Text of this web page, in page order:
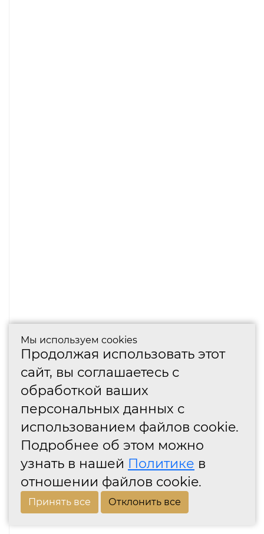
Мы используем cookies
Продолжая использовать этот
сайт, вы соглашаетесь с
обработкой ваших
персональных данных с
использованием файлов cookie.
Подробнее об этом можно
узнать в нашей Политике в
отношении файлов cookie.
Принять все Отклонить все